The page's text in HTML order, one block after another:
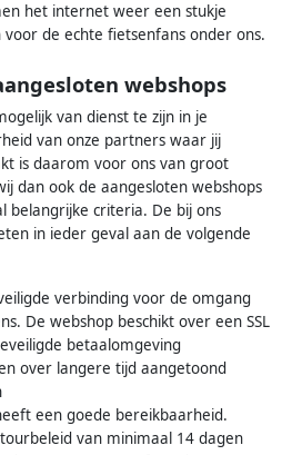
het internet weer een stukje
de echte fietsenfans onder ons.
webshops
van dienst te zijn in je
van onze partners waar jij
is daarom voor ons van groot
dan ook de aangesloten webshops
belangrijke criteria. De bij ons
in ieder geval aan de volgende
verbinding voor de omgang
De webshop beschikt over een SSL
betaalomgeving
over langere tijd aangetoond
een goede bereikbaarheid.
van minimaal 14 dagen